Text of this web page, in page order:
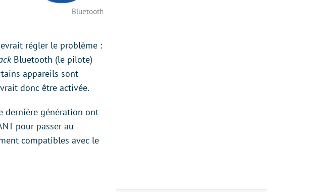
Bluetooth
régler le problème :
Bluetooth (le pilote)
appareils sont
donc être activée.
dernière génération ont
pour passer au
compatibles avec le